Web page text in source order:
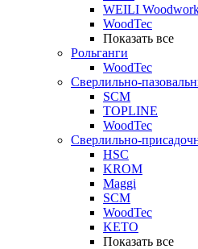
WEILI
WoodTec
Показать все
Рольганги
WoodTec
Сверлильно-
SCM
TOPLINE
WoodTec
Сверлильно-
HSC
KROM
Maggi
SCM
WoodTec
KETO
Показать все